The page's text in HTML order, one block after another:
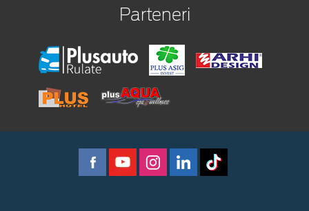
Parteneri